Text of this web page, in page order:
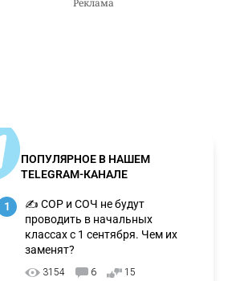
ПОПУЛЯРНОЕ В НАШЕМ
TELEGRAM-КАНАЛЕ
1
✍️ СОР и СОЧ не будут
проводить в начальных
классах с 1 сентября. Чем их
заменят?
3154 6 15